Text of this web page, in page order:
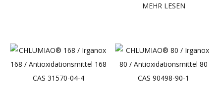
von 5
MEHR LESEN